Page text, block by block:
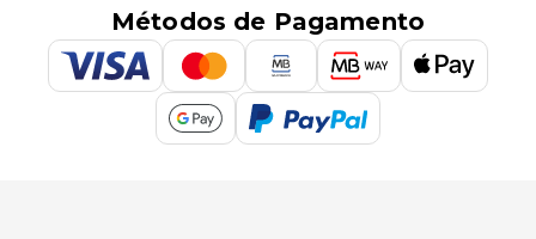
Métodos de Pagamento